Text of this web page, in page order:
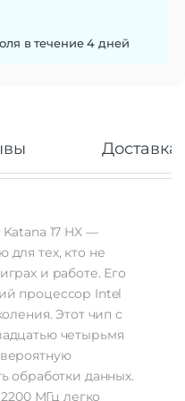
5.3
5600 МГц
NVIDIA GeForce RTX 5060 для
ноутбуков 8 Гб
дискретная
в течение 4 дней
Доставка
17 HX —
тех, кто не
и работе. Его
процессор Intel
Этот чип с
четырьмя
обработки данных.
2200 МГц легко